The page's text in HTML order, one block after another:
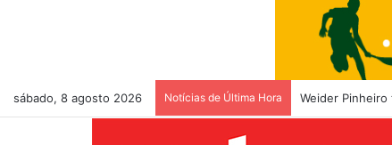
sábado, 8 agosto 2026 Notícias de Última Hora Weider Pinheiro